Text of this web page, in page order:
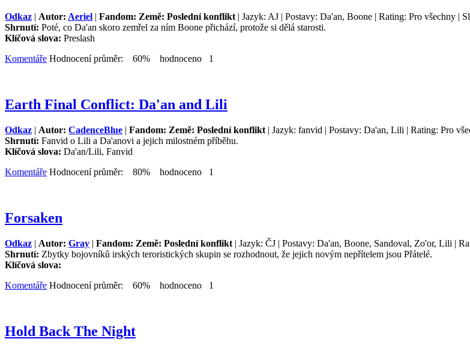
Odkaz | Autor: Aeriel | Fandom: Země: Poslední konflikt | Jazyk: AJ | Postavy: Da'an, Boone | Rating: Pro všechny |
Shrnutí: Poté, co Da'an skoro zemřel za ním Boone přichází, protože si dělá starosti.
Klíčová slova: Preslash
Komentáře Hodnocení průměr: 60% hodnoceno 1
Earth Final Conflict: Da'an and Lili
Odkaz | Autor: CadenceBlue | Fandom: Země: Poslední konflikt | Jazyk: fanvid | Postavy: Da'an, Lili | Rating: Pro
Shrnutí: Fanvid o Lili a Da'anovi a jejich milostném příběhu.
Klíčová slova: Da'an/Lili, Fanvid
Komentáře Hodnocení průměr: 80% hodnoceno 1
Forsaken
Odkaz | Autor: Gray | Fandom: Země: Poslední konflikt | Jazyk: ČJ | Postavy: Da'an, Boone, Sandoval, Zo'or, Lili |
Shrnutí: Zbytky bojovníků irských teroristických skupin se rozhodnout, že jejich novým nepřítelem jsou Přátelé.
Klíčová slova:
Komentáře Hodnocení průměr: 60% hodnoceno 1
Hold Back The Night